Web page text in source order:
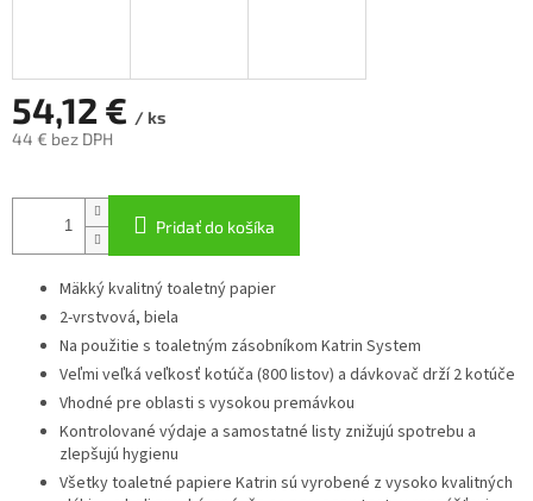
54,12 € / ks
44 € bez DPH
cena:
Pridať do košíka
Mäkký kvalitný toaletný papier
2-vrstvová, biela
Na použitie s toaletným zásobníkom Katrin System
Veľmi veľká veľkosť kotúča (800 listov) a dávkovač drží 2 kotúče
Vhodné pre oblasti s vysokou premávkou
Kontrolované výdaje a samostatné listy znižujú spotrebu a
zlepšujú hygienu
Všetky toaletné papiere Katrin sú vyrobené z vysoko kvalitných